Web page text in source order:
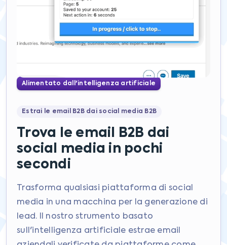
Alimentato dall'intelligenza artificiale
Estrai le email B2B dai social media B2B
Trova le email B2B dai
social media in pochi
secondi
Trasforma qualsiasi piattaforma di social
media in una macchina per la generazione di
lead. Il nostro strumento basato
sull'intelligenza artificiale estrae email